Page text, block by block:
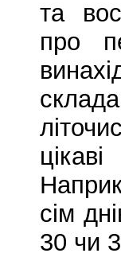
та
про
сім
30 чи